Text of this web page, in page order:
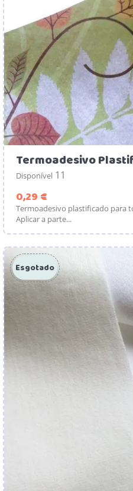
Termoadesivo
Disponível 11
0,29 €
Termoadesivo plastificado para
Aplicar a parte...
Esgotado